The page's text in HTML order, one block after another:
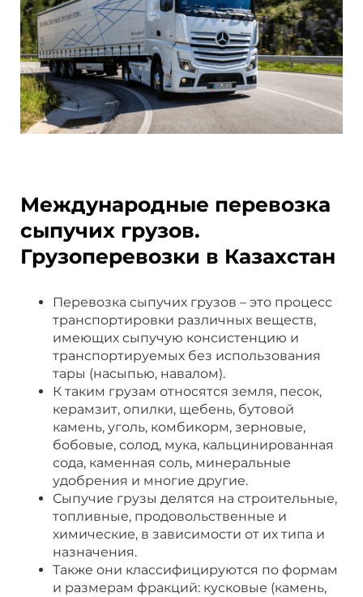
Международные перевозка
сыпучих грузов.
Грузоперевозки в Казахстан
Перевозка сыпучих грузов – это процесс
транспортировки различных веществ,
имеющих сыпучую консистенцию и
транспортируемых без использования
тары (насыпью, навалом).
К таким грузам относятся земля, песок,
керамзит, опилки, щебень, бутовой
камень, уголь, комбикорм, зерновые,
бобовые, солод, мука, кальцинированная
сода, каменная соль, минеральные
удобрения и многие другие.
Сыпучие грузы делятся на строительные,
топливные, продовольственные и
химические, в зависимости от их типа и
назначения.
Также они классифицируются по формам
и размерам фракций: кусковые (камень,